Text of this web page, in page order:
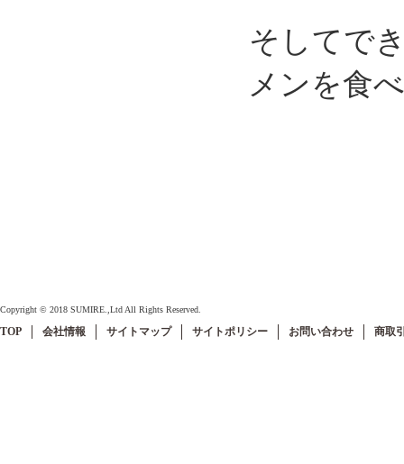
そしてで
メンを食
Copyright © 2018 SUMIRE.,Ltd All Rights Reserved.
TOP 会社情報 サイトマップ サイトポリシー お問い合わせ 商取